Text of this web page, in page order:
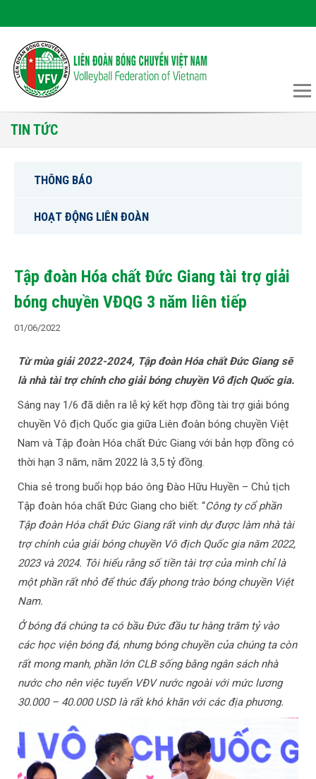
TIN TỨC
THÔNG BÁO
HOẠT ĐỘNG LIÊN ĐOÀN
Tập đoàn Hóa chất Đức Giang tài trợ giải
bóng chuyền VĐQG 3 năm liên tiếp
01/06/2022
Từ mùa giải 2022-2024, Tập đoàn Hóa chất Đức Giang sẽ
là nhà tài trợ chính cho giải bóng chuyền Vô địch Quốc gia.
Sáng nay 1/6 đã diễn ra lễ ký kết hợp đồng tài trợ giải bóng
chuyền Vô địch Quốc gia giữa Liên đoàn bóng chuyền Việt
Nam và Tập đoàn Hóa chất Đức Giang với bản hợp đồng có
thời hạn 3 năm, năm 2022 là 3,5 tỷ đồng.
Chia sẻ trong buổi họp báo ông Đào Hữu Huyền – Chủ tịch
Tập đoàn hóa chất Đức Giang cho biết: “Công ty cổ phần
Tập đoàn Hóa chất Đức Giang rất vinh dự được làm nhà tài
trợ chính của giải bóng chuyền Vô địch Quốc gia năm 2022,
2023 và 2024. Tôi hiểu rằng số tiền tài trợ của mình chỉ là
một phần rất nhỏ để thúc đẩy phong trào bóng chuyền Việt
Nam.
Ở bóng đá chúng ta có bầu Đức đầu tư hàng trăm tỷ vào
các học viện bóng đá, nhưng bóng chuyền của chúng ta còn
rất mong manh, phần lớn CLB sống bằng ngân sách nhà
nước cho nên việc tuyển VĐV nước ngoài với mức lương
30.000 – 40.000 USD là rất khó khăn với các địa phương.